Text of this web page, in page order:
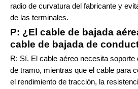
radio de curvatura del fabricante y
de las terminales.
P: ¿El cable de bajada
cable de bajada de
R: Sí. El cable aéreo necesita soporte
de tramo, mientras que el cable para
el rendimiento de tracción, la